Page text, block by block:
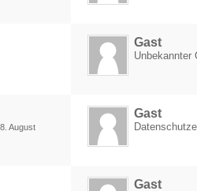
Gast
Unbekannter
8. August
Gast
Gast